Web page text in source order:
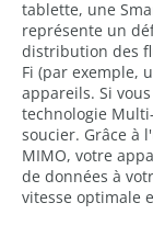
tablette, une
représente un
distribution des
Fi (par exemple,
appareils. Si
technologie
soucier. Grâce à
MIMO, votre
de données à
vitesse optimale